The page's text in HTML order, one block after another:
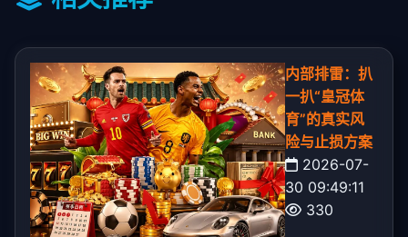
内部排雷：扒
一扒“皇冠体
育”的真实风
险与止损方案
2026-07-
30 09:49:11
330